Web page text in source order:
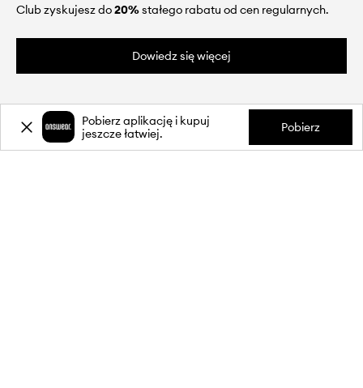
Club zyskujesz do20%stałego rabatu od cen regularnych.
Dowiedz się więcej
Pobierz aplikację i kupuj
jeszcze łatwiej.
Pobierz